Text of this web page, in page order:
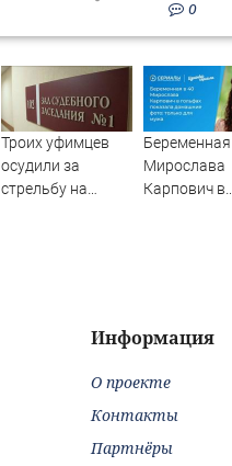
0
Троих уфимцев
осудили за
стрельбу на
Мирослава
Карпович в
Информация
О проекте
Контакты
Партнёры